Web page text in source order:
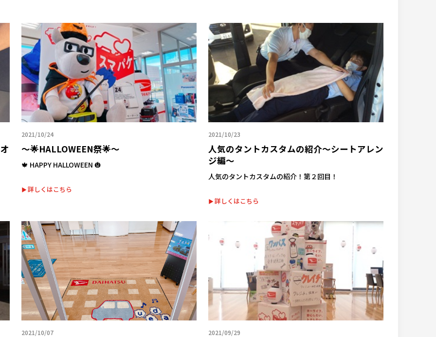
2021/10/24
～🌟HALLOWEEN祭🌟～
🍁 HAPPY HALLOWEEN 🎃
詳しくはこちら
2021/10/23
人気のタントカスタムの紹介～シートアレン
ジ編～
人気のタントカスタムの紹介！第２回目！
詳しくはこちら
2021/10/07 2021/09/29